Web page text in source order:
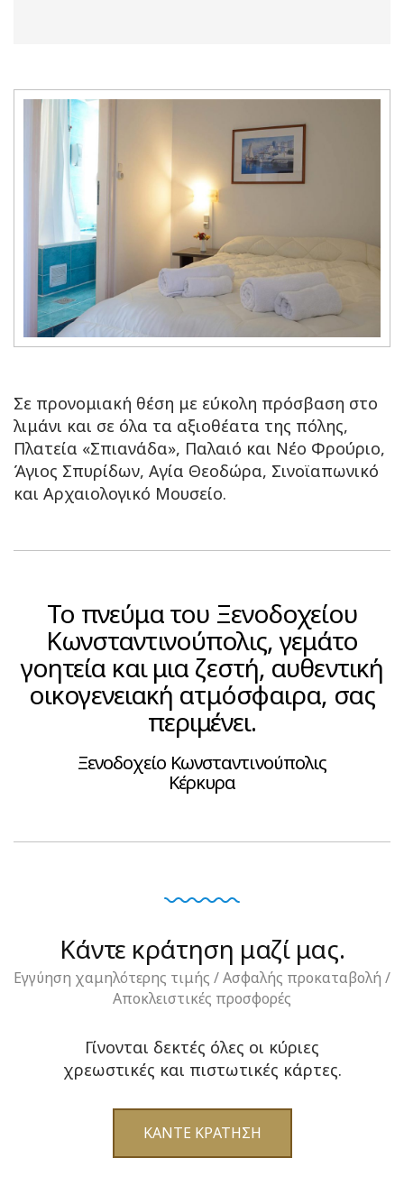
Σε προνομιακή θέση με εύκολη πρόσβαση στο
λιμάνι και σε όλα τα αξιοθέατα της πόλης,
Πλατεία «Σπιανάδα», Παλαιό και Νέο Φρούριο,
Άγιος Σπυρίδων, Αγία Θεοδώρα, Σινοϊαπωνικό
και Αρχαιολογικό Μουσείο.
Το πνεύμα του Ξενοδοχείου
Κωνσταντινούπολις, γεμάτο
γοητεία και μια ζεστή, αυθεντική
οικογενειακή ατμόσφαιρα, σας
περιμένει.
Ξενοδοχείο Κωνσταντινούπολις
Κέρκυρα
Κάντε κράτηση μαζί μας.
Εγγύηση χαμηλότερης τιμής / Ασφαλής προκαταβολή /
Αποκλειστικές προσφορές
Γίνονται δεκτές όλες οι κύριες
χρεωστικές και πιστωτικές κάρτες.
ΚΑΝΤΕ ΚΡΑΤΗΣΗ